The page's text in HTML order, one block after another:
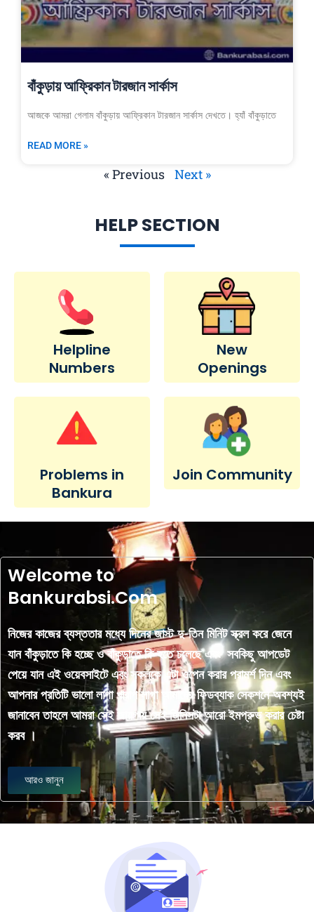
বাঁকুড়ায় আফ্রিকান টারজান সার্কাস
আজকে আমরা গেলাম বাঁকুড়ায় আফ্রিকান টারজান সার্কাস দেখতে। হ্যাঁ বাঁকুড়াতে
READ MORE »
« Previous Next »
HELP SECTION
Helpline
Numbers
New
Openings
Problems in
Bankura
Join Community
Welcome to
Bankurabsi.Com
নিজের কাজের ব্যস্ততার মধ্যে দিনের জাস্ট দু-তিন মিনিট স্ক্রল করে জেনে
যান বাঁকুড়াতে কি হচ্ছে ও বাঁকুড়াতে কি হতে চলেছে এবং সবকিছু আপডেট
পেয়ে যান এই ওয়েবসাইটে এবং সকলকে এটা ওপেন করার পরামর্শ দিন এবং
আপনার প্রতিটি ভালো লাগা খারাপ লাগা আমাদের ফিডব্যাক সেকশনে অবশ্যই
জানাবেন তাহলে আমরা সেই জায়গায় সেই জিনিসটা আরো ইমপ্রুভ করার চেষ্টা
করব ।
আরও জানুন